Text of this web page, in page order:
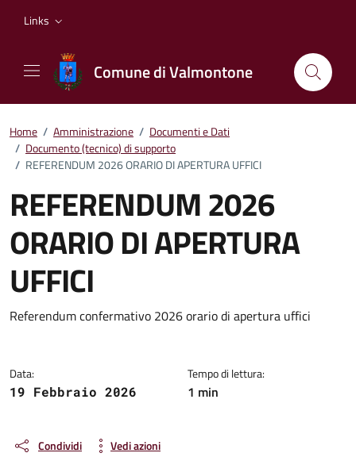
Links
Comune di Valmontone
Home / Amministrazione / Documenti e Dati
/ Documento (tecnico) di supporto
/ REFERENDUM 2026 ORARIO DI APERTURA UFFICI
REFERENDUM 2026
ORARIO DI APERTURA
UFFICI
Dettagli del documento
Referendum confermativo 2026 orario di apertura uffici
Data:
19 Febbraio 2026
Tempo di lettura:
1 min
Condividi Vedi azioni